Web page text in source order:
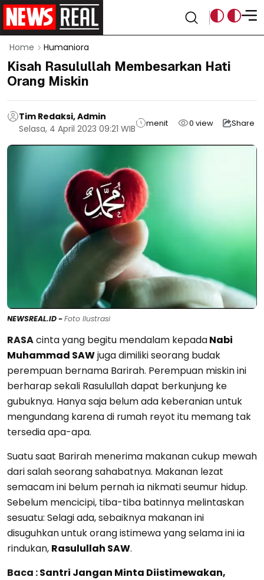
Home Humaniora
Kisah Rasulullah Membesarkan Hati
Orang Miskin
Tim Redaksi, Admin
Selasa, 4 April 2023 09:21 WIB
menit 0 view Share
NEWSREAL.ID -Foto Ilustrasi
RASAcinta yang begitu mendalam kepadaNabi
Muhammad SAWjuga dimiliki seorang budak
perempuan bernama Barirah. Perempuan miskin ini
berharap sekali Rasulullah dapat berkunjung ke
gubuknya. Hanya saja belum ada keberanian untuk
mengundang karena di rumah reyot itu memang tak
tersedia apa-apa.
Suatu saat Barirah menerima makanan cukup mewah
dari salah seorang sahabatnya. Makanan lezat
semacam ini belum pernah ia nikmati seumur hidup.
Sebelum mencicipi, tiba-tiba batinnya melintaskan
sesuatu: Selagi ada, sebaiknya makanan ini
disuguhkan untuk orang istimewa yang selama ini ia
rindukan, Rasulullah SAW.
Baca :Santri Jangan Minta Diistimewakan,